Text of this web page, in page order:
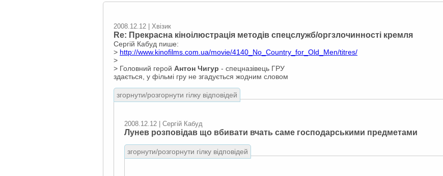
2008.12.12 | Хвізик
Re: Прекрасна кіноілюстрація методів спецслужб/оргзлочинності кремля
Сергій Кабуд пише:
> http://www.kinofilms.com.ua/movie/4140_No_Country_for_Old_Men/titres/
>
> Головний герой Антон Чигур - спецназівець ГРУ
здається, у фільмі гру не згадується жодним словом
згорнути/розгорнути гілку відповідей
2008.12.12 | Сергій Кабуд
Лунев розповідав що вбивати вчать саме господарськими предметами
згорнути/розгорнути гілку відповідей